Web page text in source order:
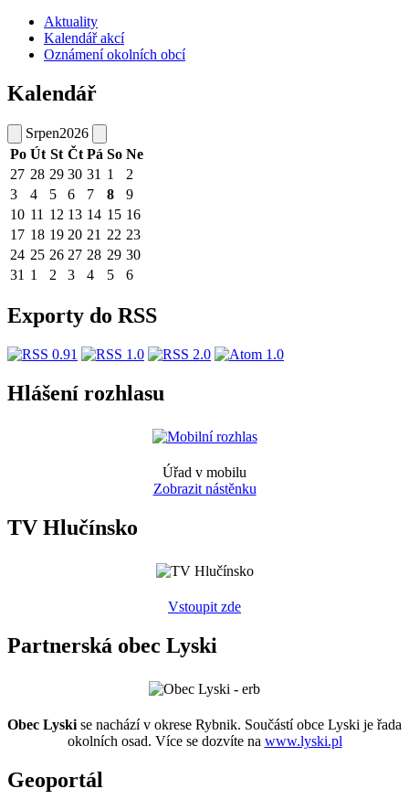
Aktuality
Kalendář akcí
Oznámení okolních obcí
Kalendář
Srpen2026
Po Út St Čt Pá So Ne
27 28 29 30 31 1
2
3
4 5 6 7 8
9
10 11 12 13 14 15 16
17 18 19 20 21 22 23
24 25 26 27 28 29 30
31 1 2 3 4 5 6
Exporty do RSS
Hlášení rozhlasu
Úřad v mobilu
Zobrazit nástěnku
TV Hlučínsko
Vstoupit zde
Partnerská obec Lyski
Obec Lyski se nachází v okrese Rybnik. Součástí obce Lyski je řada
okolních osad. Více se dozvíte na www.lyski.pl
Geoportál